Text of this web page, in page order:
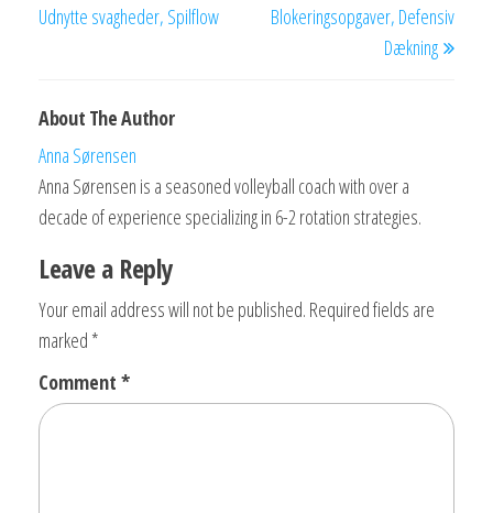
Udnytte svagheder, Spilflow
Blokeringsopgaver, Defensiv
Dækning
About The Author
Anna Sørensen
Anna Sørensen is a seasoned volleyball coach with over a
decade of experience specializing in 6-2 rotation strategies.
Leave a Reply
Your email address will not be published. Required fields are
marked *
Comment *